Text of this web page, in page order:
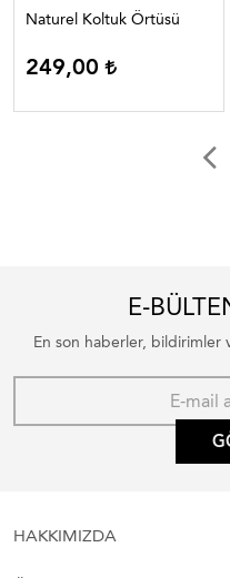
Naturel Koltuk Örtüsü
249,00
E-
En son haberler, bildirimler
HAKKIMIZDA